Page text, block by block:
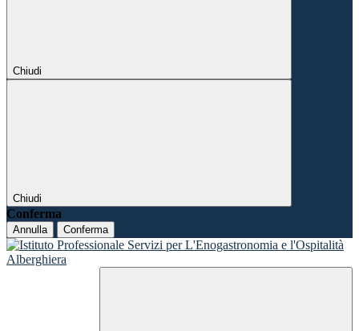
Chiudi
Chiudi
Conferma
Annulla Conferma